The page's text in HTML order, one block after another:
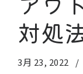
対処
3月 23, 2022